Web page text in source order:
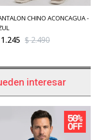
CHINO ACONCAGUA -
1.245 $2.490
interesar